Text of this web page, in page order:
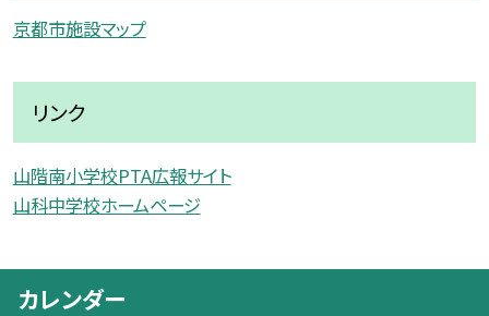
京都市施設マップ
リンク
山階南小学校PTA広報サイト
山科中学校ホームページ
カレンダー